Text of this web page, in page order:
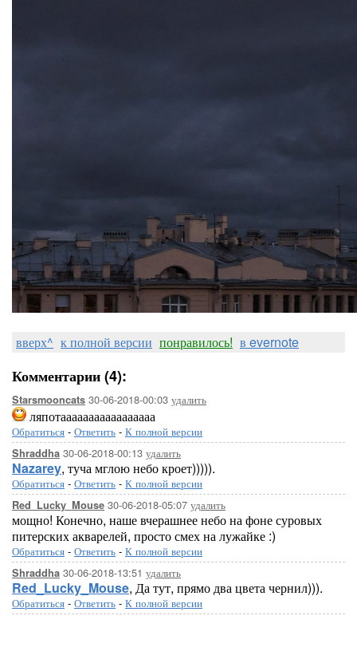
вверх^ к полной версии понравилось! в evernote
Комментарии (4):
Starsmooncats 30-06-2018-00:03 удалить
ляпотааааааааааааааааа
Обратиться - Ответить - К полной версии
Shraddha 30-06-2018-00:13 удалить
Nazarey, туча мглою небо кроет))))).
Обратиться - Ответить - К полной версии
Red_Lucky_Mouse 30-06-2018-05:07 удалить
мощно! Конечно, наше вчерашнее небо на фоне суровых
питерских акварелей, просто смех на лужайке :)
Обратиться - Ответить - К полной версии
Shraddha 30-06-2018-13:51 удалить
Red_Lucky_Mouse, Да тут, прямо два цвета чернил))).
Обратиться - Ответить - К полной версии